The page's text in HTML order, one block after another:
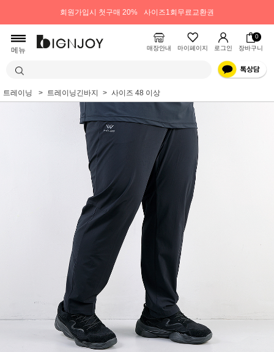
회원가입시 첫구매 20% 사이즈1회무료교환권
메뉴 매장안내 마이페이지 로그인
0
장바구니
트레이닝 트레이닝긴바지 사이즈 48 이상